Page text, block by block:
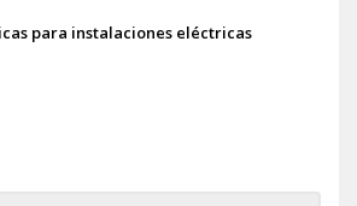
para instalaciones eléctricas